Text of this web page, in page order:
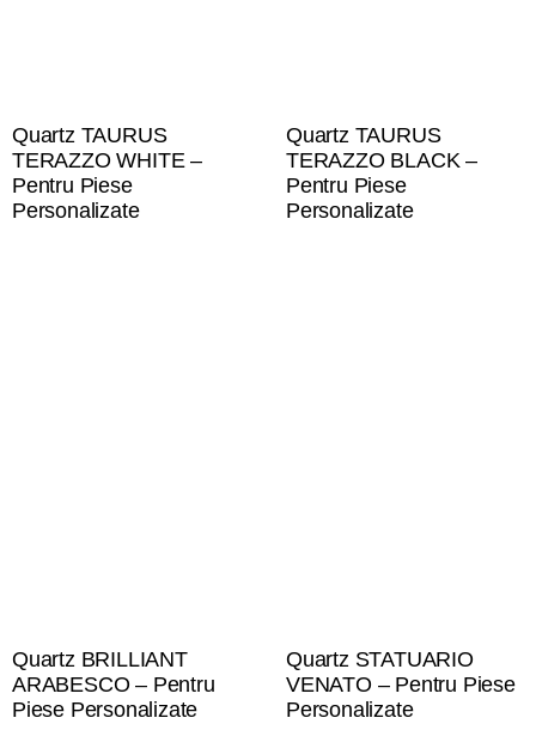
Quartz TAURUS
TERAZZO WHITE –
Pentru Piese
Personalizate
Quartz TAURUS
TERAZZO BLACK –
Pentru Piese
Personalizate
Quartz BRILLIANT
ARABESCO – Pentru
Piese Personalizate
Quartz STATUARIO
VENATO – Pentru Piese
Personalizate